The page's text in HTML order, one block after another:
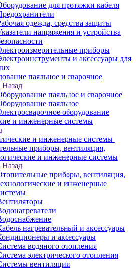
для протяжки кабеля
одежда, средства защиты
напряжения и устройства
приборы
и аксессуары для
паяльное и сварочное
Назад
паяльное и сварочное
паяльное
оборудование
и инженерные системы
и инженерные системы
приборы, вентиляция,
и инженерные системы
Назад
приборы, вентиляция,
и инженерные
нагревательный и аксессуары
и аксессуары
водяного отопления
электрического отопления
вентиляции